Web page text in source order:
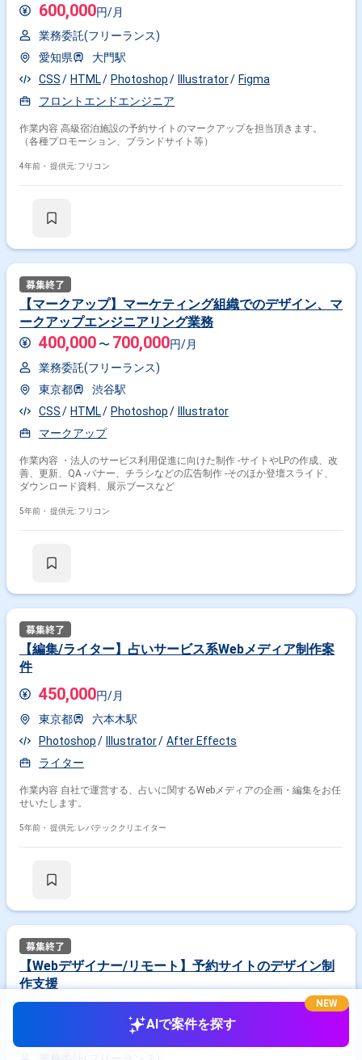
600,000円/月
業務委託(フリーランス)
愛知県
大門駅
CSS
HTML Photoshop Illustrator
Figma
フロントエンドエンジニア
作業内容 高級宿泊施設の予約サイトのマークアップを担当頂きます。
（各種プロモーション、ブランドサイト等）
4年前・ 提供元: フリコン
【マークアップ】マーケティング組織でのデザイン、マ
ークアップエンジニアリング業務
400,000 〜 700,000円/月
業務委託(フリーランス)
東京都
渋谷駅
CSS
HTML Photoshop
Illustrator
マークアップ
作業内容 ・法人のサービス利用促進に向けた制作 -サイトやLPの作成、改
善、更新、QA -バナー、チラシなどの広告制作 -そのほか登壇スライド、
ダウンロード資料、展示ブースなど
5年前・ 提供元: フリコン
【編集/ライター】占いサービス系Webメディア制作案
件
450,000円/月
東京都
六本木駅
Photoshop
Illustrator
After Effects
ライター
作業内容 自社で運営する、占いに関するWebメディアの企画・編集をお任
せいたします。
5年前・ 提供元: レバテッククリエイター
【Webデザイナー/リモート】予約サイトのデザイン制
作支援
700,000 円/月
AIで案件を探す
NEW